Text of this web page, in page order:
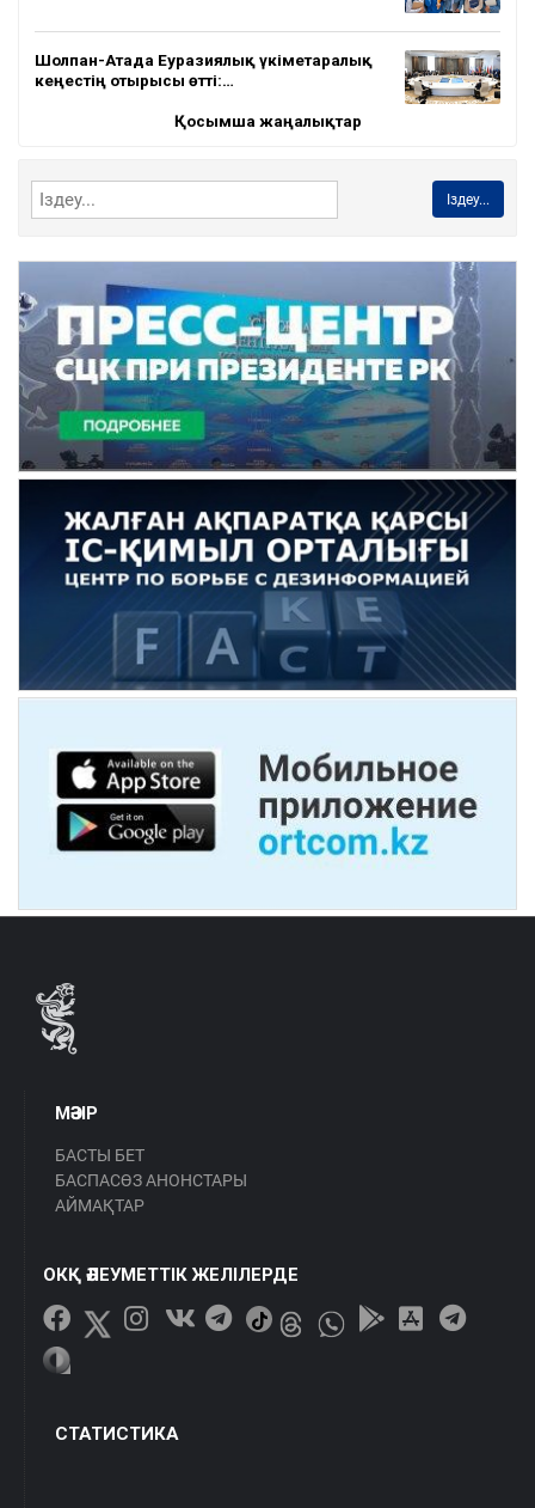
Шолпан-Атада Еуразиялық үкіметаралық
кеңестің отырысы өтті:…
Қосымша жаңалықтар
Іздеу...
МӘЗІР
БАСТЫ БЕТ
БАСПАСӨЗ АНОНСТАРЫ
АЙМАҚТАР
ОКҚ ӘЛЕУМЕТТІК ЖЕЛІЛЕРДЕ
СТАТИСТИКА